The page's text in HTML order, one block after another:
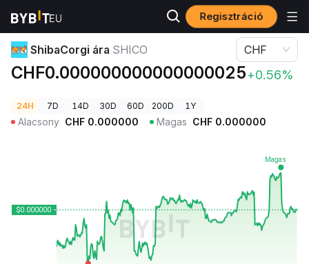
Regisztráció
Kriptovaluta árak ShibaCorgi ára SHICO
ShibaCorgi ára SHICO
CHF0.000000000000000025+0.56%
CHF
24H 7D 14D 30D 60D 200D 1Y
Alacsony CHF 0.000000 Magas CHF 0.000000